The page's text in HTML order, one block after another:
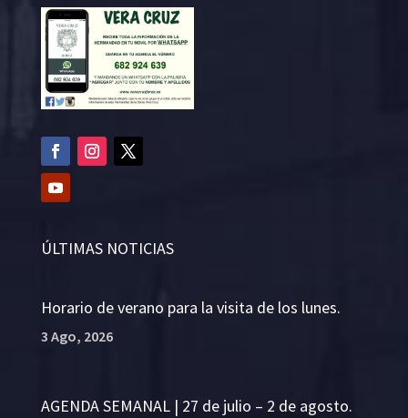
ÚLTIMAS NOTICIAS
Horario de verano para la visita de los lunes.
3 Ago, 2026
AGENDA SEMANAL | 27 de julio – 2 de agosto.